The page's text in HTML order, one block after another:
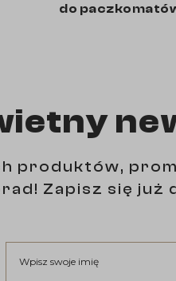
do
produktów,
Zapisz się już